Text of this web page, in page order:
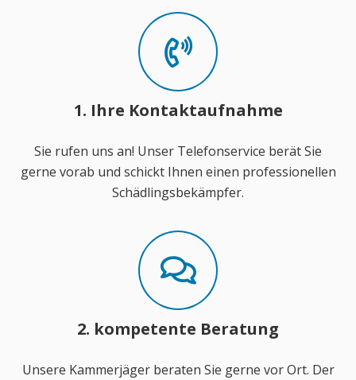
1. Ihre Kontaktaufnahme
Sie rufen uns an! Unser Telefonservice berät Sie
gerne vorab und schickt Ihnen einen professionellen
Schädlingsbekämpfer.
2. kompetente Beratung
Unsere Kammerjäger beraten Sie gerne vor Ort. Der